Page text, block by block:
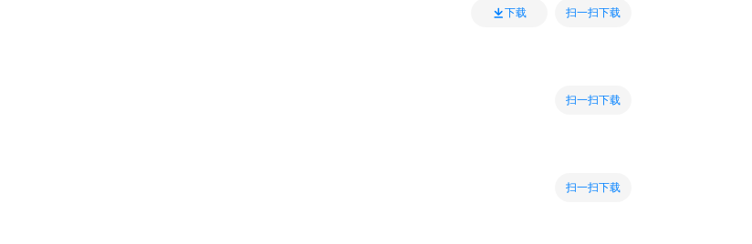
下载 扫一扫下载
扫一扫下载
扫一扫下载